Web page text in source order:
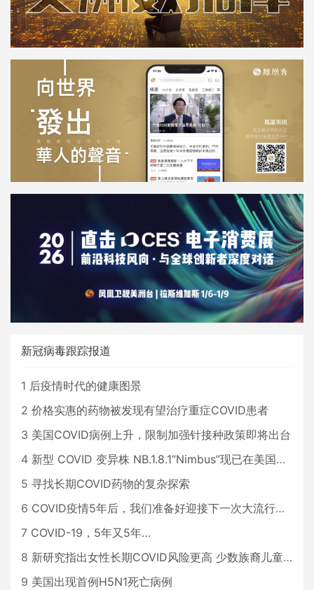
新冠病毒跟踪报道
1 后疫情时代的健康图景
2 价格实惠的药物被发现有望治疗重症COVID患者
3 美国COVID病例上升，限制加强针接种政策即将出台
4 新型 COVID 变异株 NB.1.8.1“Nimbus”现已在美国占据主导地位
5 寻找长期COVID药物的复杂探索
6 COVID疫情5年后，我们准备好迎接下一次大流行了吗？
7 COVID-19，5年又5年…
8 新研究指出女性长期COVID风险更高 少数族裔儿童存在差异
9 美国出现首例H5N1死亡病例